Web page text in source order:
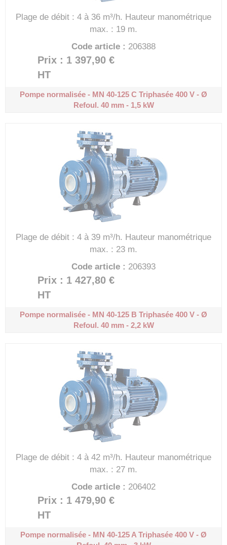
Plage de débit : 4 à 36 m³/h. Hauteur manométrique
max. : 19 m.
Code article : 206388
Prix : 1 397,90 €
HT
Pompe normalisée - MN 40-125 C Triphasée 400 V - Ø
Refoul. 40 mm - 1,5 kW
Plage de débit : 4 à 39 m³/h. Hauteur manométrique
max. : 23 m.
Code article : 206393
Prix : 1 427,80 €
HT
Pompe normalisée - MN 40-125 B Triphasée 400 V - Ø
Refoul. 40 mm - 2,2 kW
Plage de débit : 4 à 42 m³/h. Hauteur manométrique
max. : 27 m.
Code article : 206402
Prix : 1 479,90 €
HT
Pompe normalisée - MN 40-125 A Triphasée 400 V - Ø